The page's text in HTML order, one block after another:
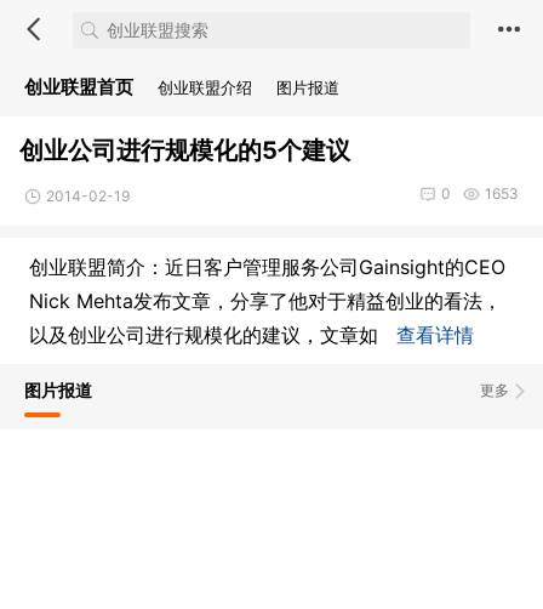
创业公司进行规模化的5个建议
2014-02-19 1653
0
创业联盟首页 创业联盟介绍 图片报道
创业联盟简介：近日客户管理服务公司Gainsight的CEO
Nick Mehta发布文章，分享了他对于精益创业的看法，
以及创业公司进行规模化的建议，文章如 查看详情
更多
图片报道